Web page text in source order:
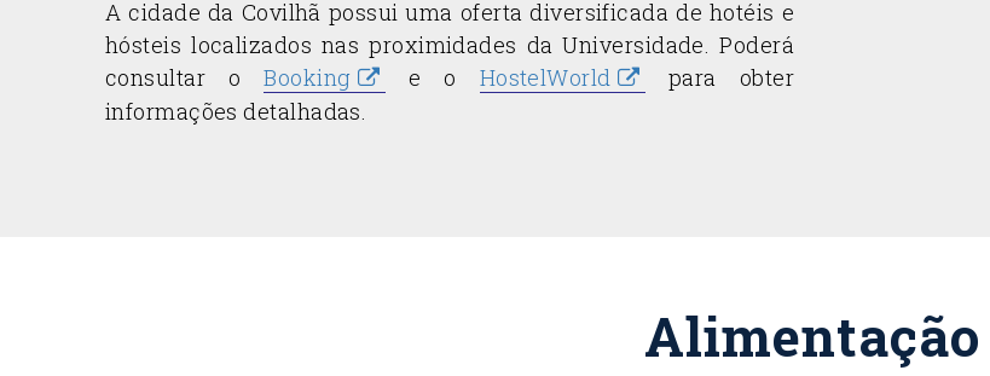
A cidade da Covilhã possui uma oferta diversificada de hotéis e
hósteis localizados nas proximidades da Universidade. Poderá
consultar oBooking e o HostelWorld
para obter
informações detalhadas.
Alimentação